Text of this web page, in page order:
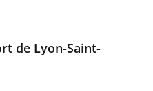
de Lyon-Saint-